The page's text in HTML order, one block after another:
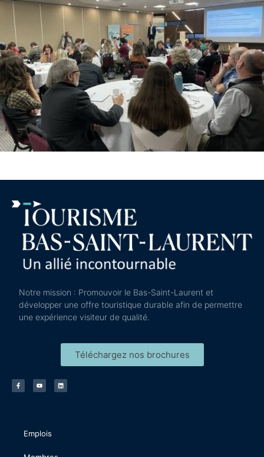
Notre mission : Promouvoir le Bas-Saint-Laurent et
développer une offre touristique durable afin de permettre
une expérience visiteur de qualité.
Téléchargez nos brochures
Emplois